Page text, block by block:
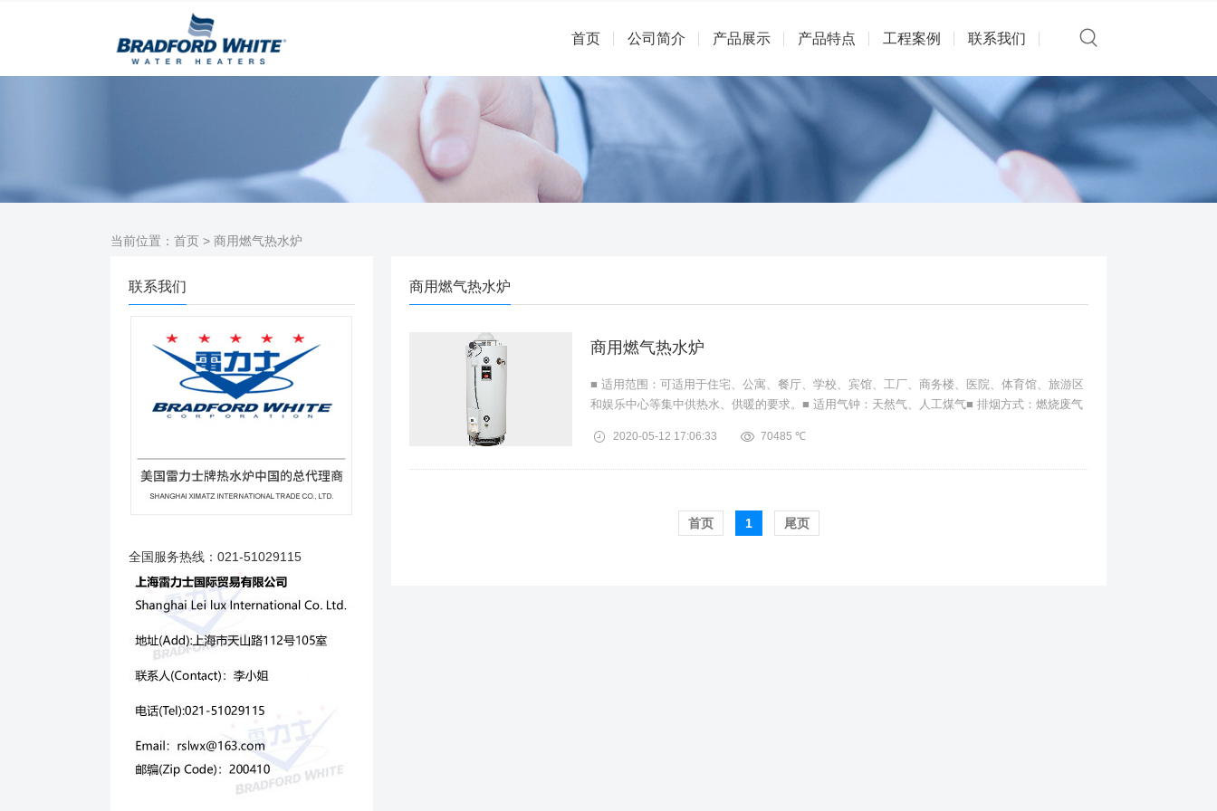
首页 公司简介 产品展示 产品特点 工程案例 联系我们
当前位置： 首页 > 商用燃气热水炉
联系我们
全国服务热线：021-51029115
商用燃气热水炉
商用燃气热水炉
■ 适用范围：可适用于住宅、公寓、餐厅、学校、宾馆、工厂、商务楼、医院、体育馆、旅游区
和娱乐中心等集中供热水、供暖的要求。■ 适用气钟：天然气、人工煤气■ 排烟方式：燃烧废气
2020-05-12 17:06:33 70485 ℃
首页️ 1 尾页